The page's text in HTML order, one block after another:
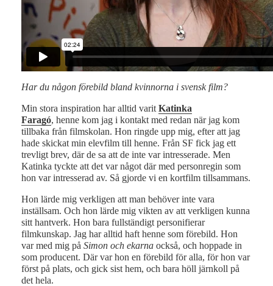
Har du någon förebild bland kvinnorna i svensk film?
Min stora inspiration har alltid varit Katinka
Faragó, henne kom jag i kontakt med redan när jag kom
tillbaka från filmskolan. Hon ringde upp mig, efter att jag
hade skickat min elevfilm till henne. Från SF fick jag ett
trevligt brev, där de sa att de inte var intresserade. Men
Katinka tyckte att det var något där med personregin som
hon var intresserad av. Så gjorde vi en kortfilm tillsammans.
Hon lärde mig verkligen att man behöver inte vara
inställsam. Och hon lärde mig vikten av att verkligen kunna
sitt hantverk. Hon bara fullständigt personifierar
filmkunskap. Jag har alltid haft henne som förebild. Hon
var med mig på Simon och ekarna också, och hoppade in
som producent. Där var hon en förebild för alla, för hon var
först på plats, och gick sist hem, och bara höll järnkoll på
det hela.